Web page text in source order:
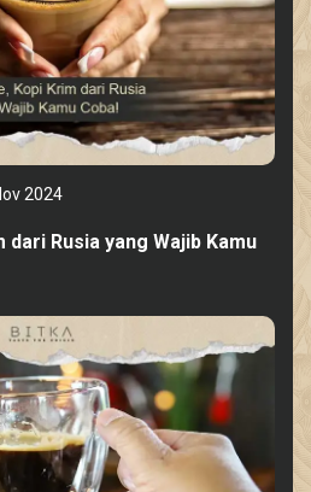
2024
Rusia yang Wajib Kamu